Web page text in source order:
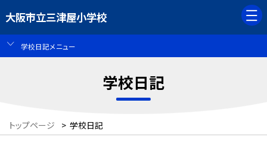
大阪市立三津屋小学校
学校日記メニュー
学校日記
トップページ > 学校日記